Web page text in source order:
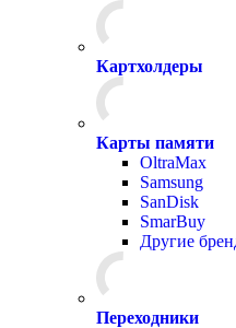
Картхолдеры
Карты памяти
OltraMax
Samsung
SanDisk
SmarBuy
Другие
Переходники